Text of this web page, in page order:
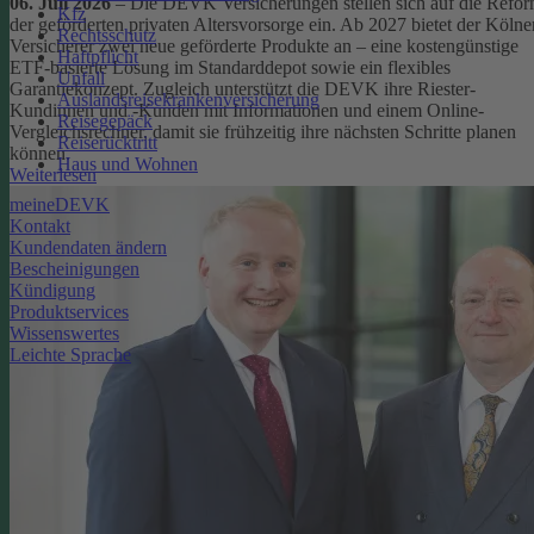
Kfz
Rechtsschutz
Haftpflicht
Unfall
Auslandsreisekrankenversicherung
Reisegepäck
Reiserücktritt
Haus und Wohnen
meineDEVK
Kontakt
Kundendaten ändern
Bescheinigungen
Kündigung
Produktservices
Wissenswertes
Leichte Sprache
der geförderten privaten Altersvorsorge ein. Ab 2027 bietet der
Versicherer zwei neue geförderte Produkte an – eine kostengünstige
ETF-basierte Lösung im Standarddepot sowie ein flexibles
Garantiekonzept. Zugleich unterstützt die DEVK ihre Riester-
Kundinnen und -Kunden mit Informationen und einem Online-
Vergleichsrechner, damit sie frühzeitig ihre nächsten Schritte planen
können.
Weiterlesen